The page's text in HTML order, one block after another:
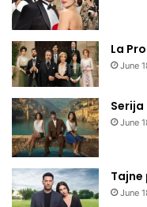
La
June
Serija
June
June